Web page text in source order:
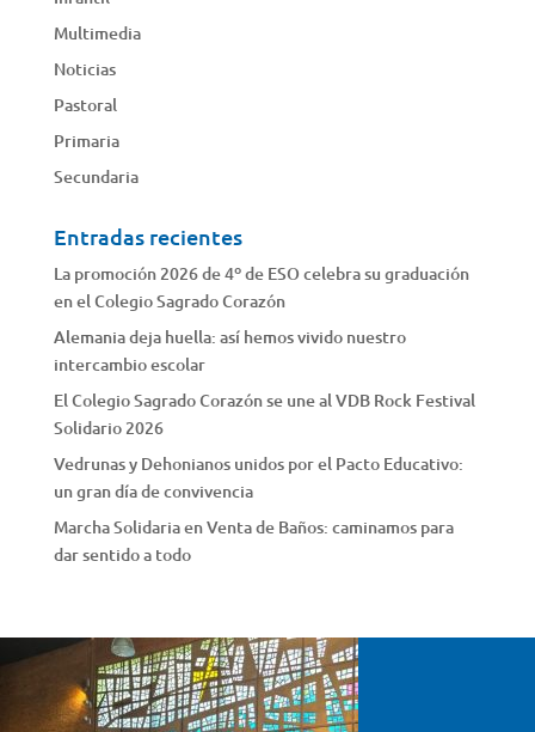
Multimedia
Noticias
Pastoral
Primaria
Secundaria
Entradas recientes
La promoción 2026 de 4º de ESO celebra su graduación
en el Colegio Sagrado Corazón
Alemania deja huella: así hemos vivido nuestro
intercambio escolar
El Colegio Sagrado Corazón se une al VDB Rock Festival
Solidario 2026
Vedrunas y Dehonianos unidos por el Pacto Educativo:
un gran día de convivencia
Marcha Solidaria en Venta de Baños: caminamos para
dar sentido a todo